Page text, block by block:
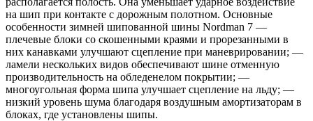
на шип при контакте с дорожным полотном. Основные
особенности зимней шипованной шины Nordman 7 —
плечевые блоки со скошенными краями и прорезанными в
них канавками улучшают сцепление при маневрировании; —
ламели нескольких видов обеспечивают шине отменную
производительность на обледенелом покрытии; —
многоугольная форма шипа улучшает сцепление на льду; —
низкий уровень шума благодаря воздушным амортизаторам в
блоках, где установлены шипы.